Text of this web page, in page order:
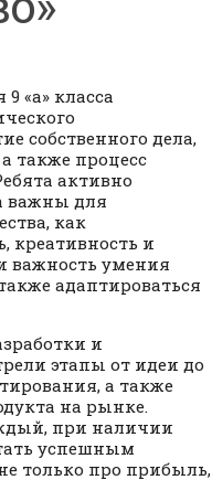
«а» класса
собственного дела,
также процесс
активно
важны для
как
креативность и
важность умения
адаптироваться
и
этапы от идеи до
а также
на рынке.
при наличии
успешным
только про прибыль,